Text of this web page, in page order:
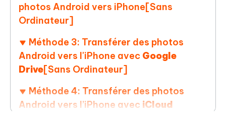
photos Android vers iPhone[Sans
Ordinateur]
Méthode 3: Transférer des photos
Android vers l'iPhone avec Google
Drive[Sans Ordinateur]
Méthode 4: Transférer des photos
Android vers l’iPhone avec iCloud